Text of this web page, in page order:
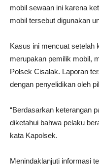
mobil sewaan ini karena
mobil tersebut digunakan
Kasus ini mencuat setelah
merupakan pemilik mobil,
Polsek Cisalak. Laporan
dengan penyelidikan oleh
“Berdasarkan keterangan
diketahui bahwa pelaku
kata Kapolsek.
Menindaklanjuti informasi